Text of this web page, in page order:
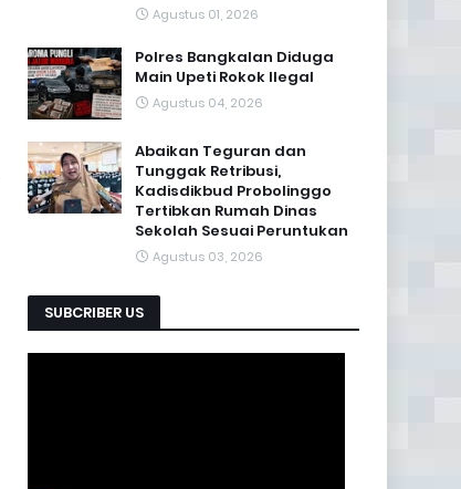
Agustus 01, 2026
Polres Bangkalan Diduga
Main Upeti Rokok Ilegal
Agustus 04, 2026
Abaikan Teguran dan
Tunggak Retribusi,
Kadisdikbud Probolinggo
Tertibkan Rumah Dinas
Sekolah Sesuai Peruntukan
Agustus 03, 2026
SUBCRIBER US